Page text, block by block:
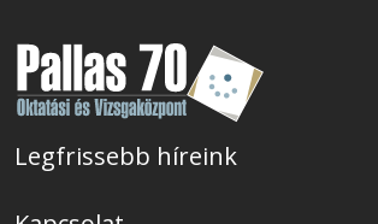
Legfrissebb híreink